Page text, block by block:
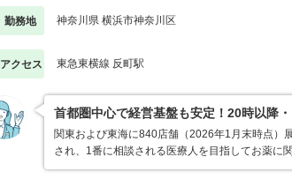
勤務地 神奈川県 横浜市神奈川区
アクセス 東急東横線 反町駅
首都圏中心で経営基盤も安定！20時以降
関東および東海に840店舗（2026年1月末時点）
され、1番に相談される医療人を目指してお薬